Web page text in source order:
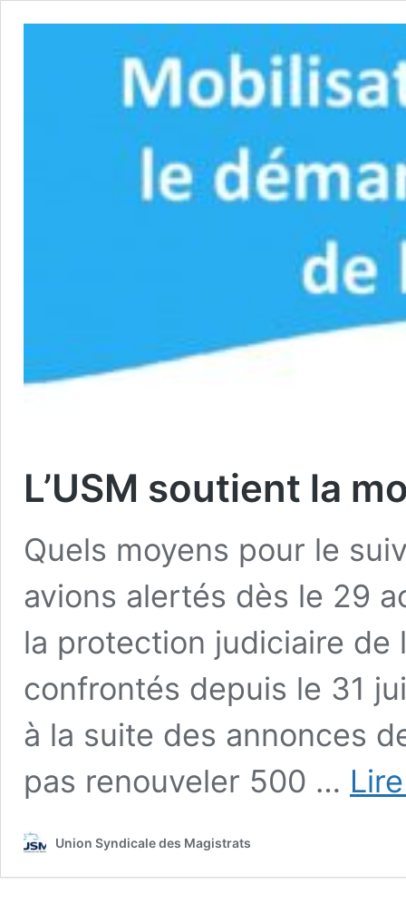
L’USM soutient la
Quels moyens pour le
avions alertés dès le 29
la protection judiciaire de
confrontés depuis le 31
à la suite des annonces
pas renouveler 500 …
Union Syndicale des Magistrats